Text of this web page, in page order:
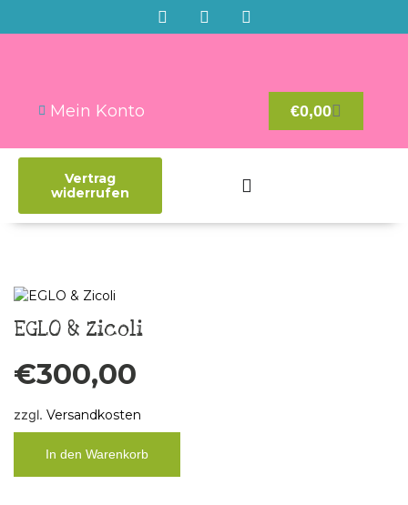
Mein Konto €0,00
Vertrag
widerrufen
EGLO & Zicoli
€300,00
zzgl. Versandkosten
In den Warenkorb